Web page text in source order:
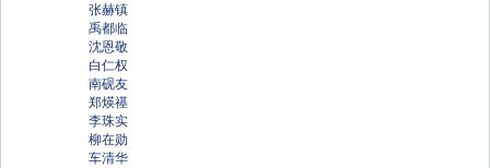
张赫镇
禹都临
沈恩敬
白仁权
南砚友
郑煐禥
李珠实
柳在勋
车清华